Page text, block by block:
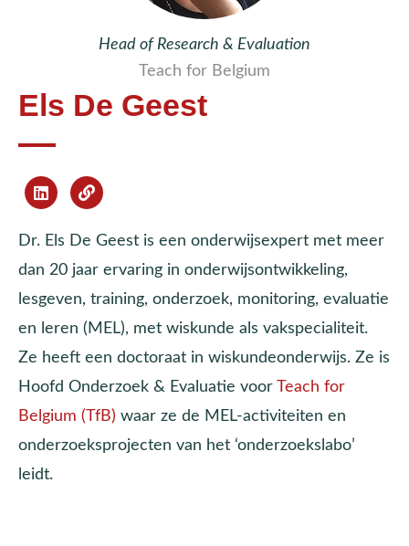
Head of Research & Evaluation
Teach for Belgium
Els De Geest
Dr. Els De Geest is een onderwijsexpert met meer
dan 20 jaar ervaring in onderwijsontwikkeling,
lesgeven, training, onderzoek, monitoring, evaluatie
en leren (MEL), met wiskunde als vakspecialiteit.
Ze heeft een doctoraat in wiskundeonderwijs. Ze is
Hoofd Onderzoek & Evaluatie voor Teach for
Belgium (TfB) waar ze de MEL-activiteiten en
onderzoeksprojecten van het ‘onderzoekslabo’
leidt.